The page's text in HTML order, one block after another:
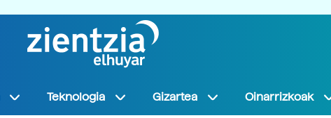
Teknologia Gizartea Oinarrizkoak